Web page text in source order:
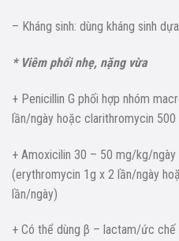
– Kháng sinh: dùng kháng sinh
* Viêm phổi nhẹ, nặng vừa
+ Penicillin G phối hợp nhóm
lần/ngày hoặc clarithromycin
+ Amoxicilin 30 – 50 mg/kg/ngày
(erythromycin 1g x 2 lần/ngày
lần/ngày)
+ Có thể dùng β – lactam/ức